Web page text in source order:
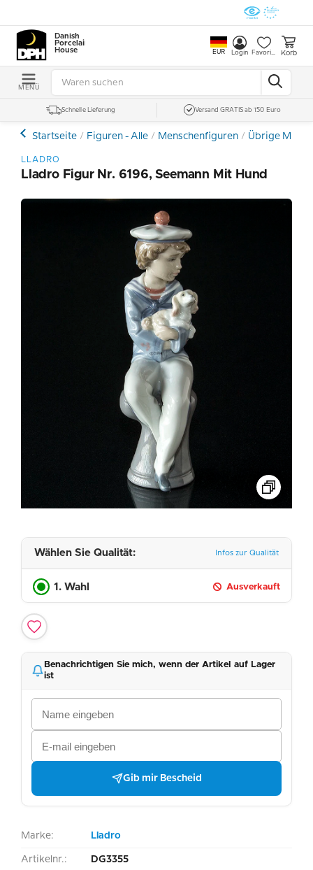
Danish
Porcelain
House
EUR Login Favoriten Korb
MENÜ
Schnelle Lieferung Versand GRATIS ab 150 Euro
Startseite Figuren - Alle Menschenfiguren Übrige
LLADRO
Lladro Figur Nr. 6196, Seemann Mit Hund
Wählen Sie Qualität: Infos zur Qualität
1. Wahl Ausverkauft
Benachrichtigen Sie mich, wenn der Artikel auf Lager
ist
Gib mir Bescheid
Marke: Lladro
Artikelnr.: DG3355